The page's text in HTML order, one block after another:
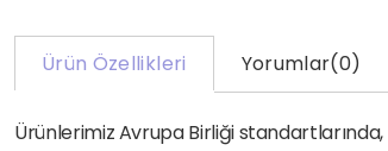
Ürün Özellikleri Yorumlar(0)
Ürünlerimiz Avrupa Birliği